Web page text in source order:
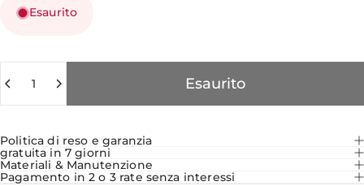
Esaurito
Esaurito
Politica di reso e garanzia
gratuita in 7 giorni
Materiali & Manutenzione
Pagamento in 2 o 3 rate senza interessi